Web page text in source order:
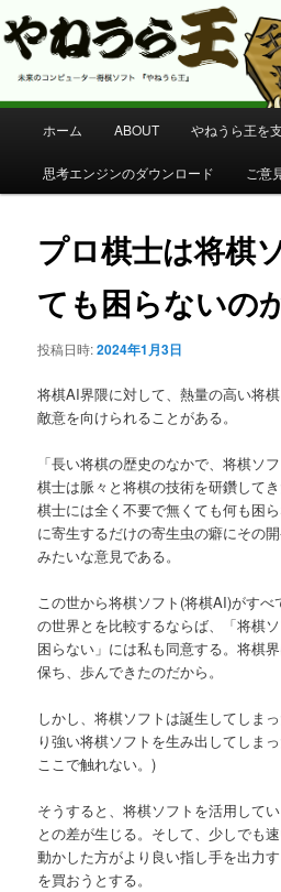
やねうら王 公式サ
コンピューター将棋 やねうら王 公式サイ
メ
メ
イ
ン
ン
ツ
へ
移
動
ホーム ABOUT やねうら王を
思考エンジンのダウンロード ご意
プロ棋士は将棋
ても困らないの
投稿日時:2024年1月3日
将棋AI界隈に対して、熱量の高い将
敵意を向けられることがある。
「長い将棋の歴史のなかで、将棋ソ
棋士は脈々と将棋の技術を研鑽して
棋士には全く不要で無くても何も困
に寄生するだけの寄生虫の癖にその
みたいな意見である。
この世から将棋ソフト(将棋AI)がすべ
の世界とを比較するならば、「将棋
困らない」には私も同意する。将棋
保ち、歩んできたのだから。
しかし、将棋ソフトは誕生してしま
り強い将棋ソフトを生み出してしま
ここで触れない。)
そうすると、将棋ソフトを活用して
との差が生じる。そして、少しでも
動かした方がより良い指し手を出力
を買おうとする。